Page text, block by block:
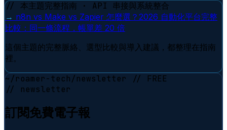
// 本主題完整指南 · API 串接與系統整合
→ n8n vs Make vs Zapier 怎麼選？2026 自動化平台完整
比較：同一條流程，帳單差 20 倍
這個主題的完整脈絡、選型比較與導入建議，都整理在指南
裡。
~/roamer-tech/newsletter
// FREE
// newsletter
訂閱免費電子報